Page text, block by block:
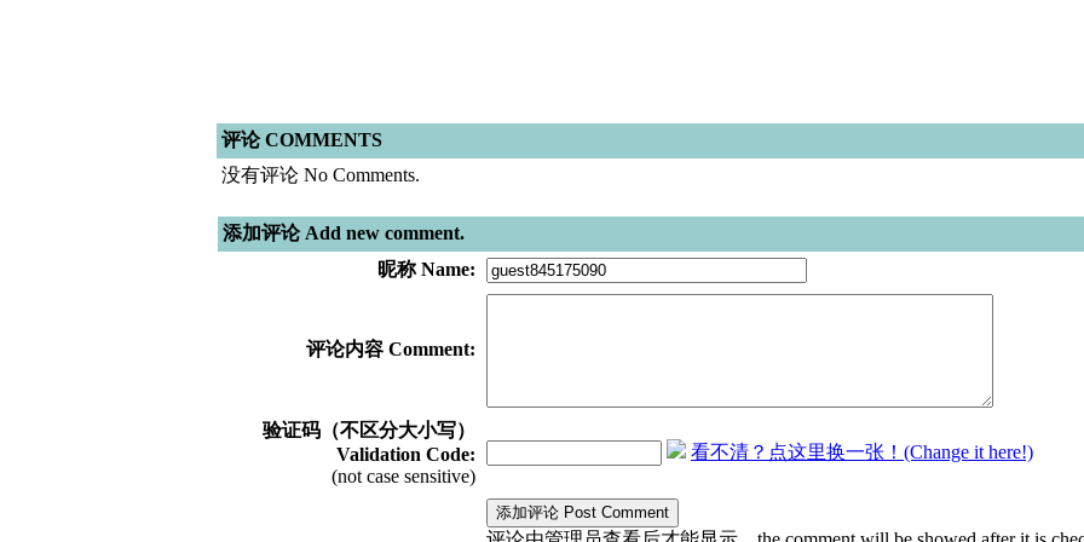
评论 COMMENTS
没有评论 No Comments.
添加评论 Add new comment.
昵称 Name:
评论内容 Comment:
验证码（不区分大小写）
Validation Code:
(not case sensitive)
看不清？点这里换一张！(Change it here!)